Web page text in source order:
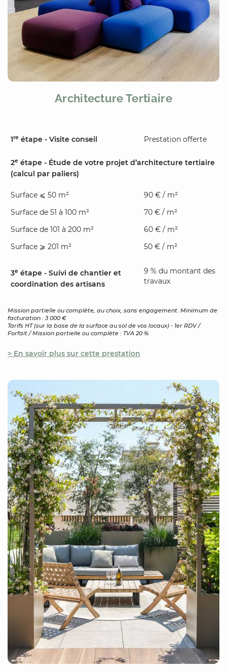
Architecture Tertiaire
1re étape - Visite conseil Prestation offerte
2e étape - Étude de votre projet d’architecture tertiaire
(calcul par paliers)
Surface ⩽ 50 m²
90 € / m²
Surface de 51 à 100 m²
70 € / m²
Surface de 101 à 200 m²
60 € / m²
Surface ⩾ 201 m²
50 € / m²
3e étape - Suivi de chantier et
coordination des artisans
9 % du montant des
travaux
Mission partielle ou complète, au choix, sans engagement. Minimum de
facturation : 3 000 €
Tarifs HT (sur la base de la surface au sol de vos locaux) - 1er RDV /
Forfait / Mission partielle ou complète : TVA 20 %
> En savoir plus sur cette prestation